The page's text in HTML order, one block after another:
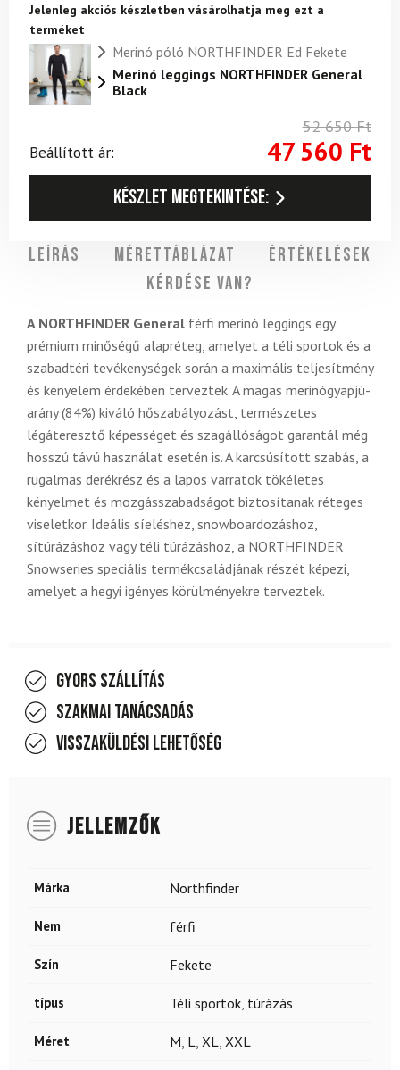
Jelenleg akciós készletben vásárolhatja meg ezt a
terméket
Merinó póló NORTHFINDER Ed Fekete
Merinó leggings NORTHFINDER General
Black
52 650Ft
Beállított ár:
47 560 Ft
Készlet megtekintése:
Leírás Mérettáblázat
Értékelések
Kérdése van?
A NORTHFINDER General férfi merinó leggings egy
prémium minőségű alapréteg, amelyet a téli sportok és a
szabadtéri tevékenységek során a maximális teljesítmény
és kényelem érdekében terveztek. A magas merinógyapjú-
arány (84%) kiváló hőszabályozást, természetes
légáteresztő képességet és szagállóságot garantál még
hosszú távú használat esetén is. A karcsúsított szabás, a
rugalmas derékrész és a lapos varratok tökéletes
kényelmet és mozgásszabadságot biztosítanak réteges
viseletkor. Ideális síeléshez, snowboardozáshoz,
sítúrázáshoz vagy téli túrázáshoz, a NORTHFINDER
Snowseries speciális termékcsaládjának részét képezi,
amelyet a hegyi igényes körülményekre terveztek.
Gyors szállítás
Szakmai tanácsadás
Visszaküldési lehetőség
JELLEMZŐK
Márka Northfinder
Nem férfi
Szín Fekete
típus Téli sportok, túrázás
Méret M, L, XL, XXL